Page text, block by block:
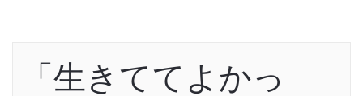
「生きててよかっ